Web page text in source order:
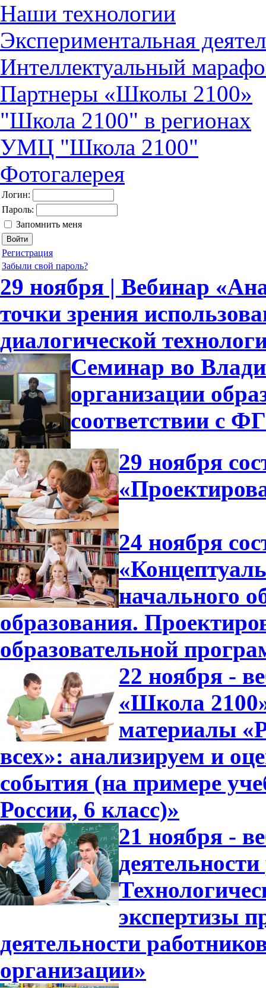
Наши технологии
Экспериментальная
Интеллектуальный
Партнеры «Школы 2100»
"Школа 2100" в регионах
УМЦ "Школа 2100"
Фотогалерея
Логин:
Пароль:
Запомнить меня
Регистрация
Забыли свой пароль?
29 ноября | Вебинар
точки зрения
диалогической
Семинар во
организации
соответствии с
29 ноября
24 ноября
начального
образования.
образовательной
22 ноября -
«Школа
материалы
всех»: анализируем и
события (на примере
России, 6 класс)»
21 ноября -
экспертизы
деятельности
организации»